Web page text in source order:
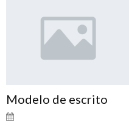
Modelo de escrito